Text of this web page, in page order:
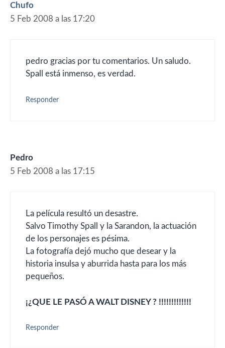
Chufo
5 Feb 2008 a las 17:20
pedro gracias por tu comentarios. Un saludo.
Spall está inmenso, es verdad.
Responder
Pedro
5 Feb 2008 a las 17:15
La película resultó un desastre.
Salvo Timothy Spall y la Sarandon, la actuación
de los personajes es pésima.
La fotografía dejó mucho que desear y la
historia insulsa y aburrida hasta para los más
pequeños.
¡¿QUE LE PASÓ A WALT DISNEY ? !!!!!!!!!!!!!
Responder